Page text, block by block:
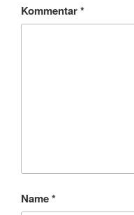
Kommentar*
Name*